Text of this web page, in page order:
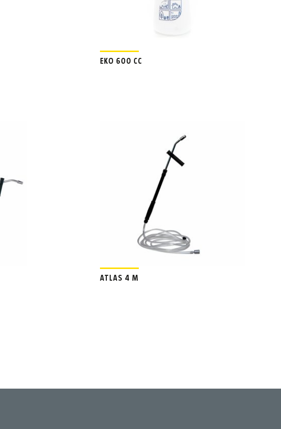
EKO 600 CC
ATLAS 4 M